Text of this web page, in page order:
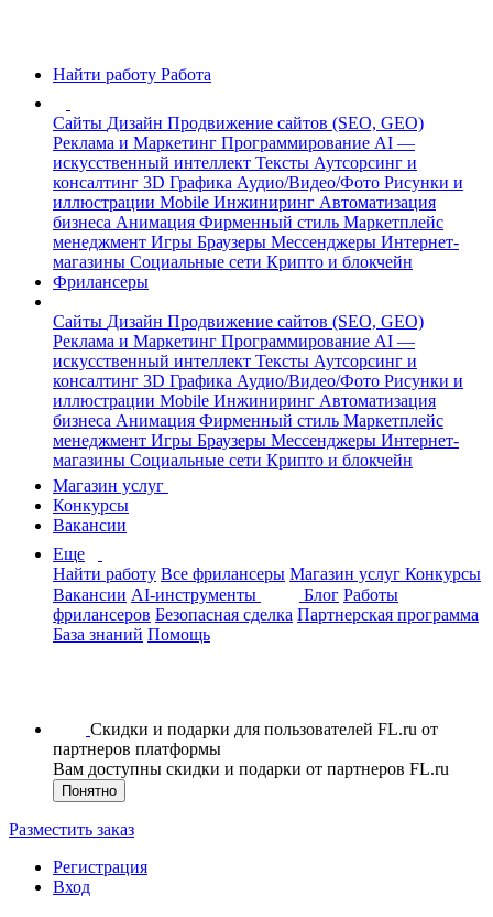
Найти работу Работа
Сайты Дизайн Продвижение сайтов (SEO, GEO)
Реклама и Маркетинг Программирование AI —
искусственный интеллект Тексты Аутсорсинг и
консалтинг 3D Графика Аудио/Видео/Фото Рисунки и
иллюстрации Mobile Инжиниринг Автоматизация
бизнеса Анимация Фирменный стиль Маркетплейс
менеджмент Игры Браузеры Мессенджеры Интернет-
магазины Социальные сети Крипто и блокчейн
Фрилансеры
Сайты Дизайн Продвижение сайтов (SEO, GEO)
Реклама и Маркетинг Программирование AI —
искусственный интеллект Тексты Аутсорсинг и
консалтинг 3D Графика Аудио/Видео/Фото Рисунки и
иллюстрации Mobile Инжиниринг Автоматизация
бизнеса Анимация Фирменный стиль Маркетплейс
менеджмент Игры Браузеры Мессенджеры Интернет-
магазины Социальные сети Крипто и блокчейн
Магазин услуг
Конкурсы
Вакансии
Еще
Найти работу Все фрилансеры Магазин услуг Конкурсы
Вакансии AI-инструменты Блог Работы
фрилансеров Безопасная сделка Партнерская программа
База знаний Помощь
Скидки и подарки для пользователей FL.ru от
партнеров платформы
Вам доступны скидки и подарки от партнеров FL.ru
Понятно
Разместить заказ
Регистрация
Вход